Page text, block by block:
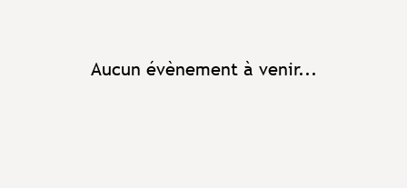
Aucun évènement à venir...